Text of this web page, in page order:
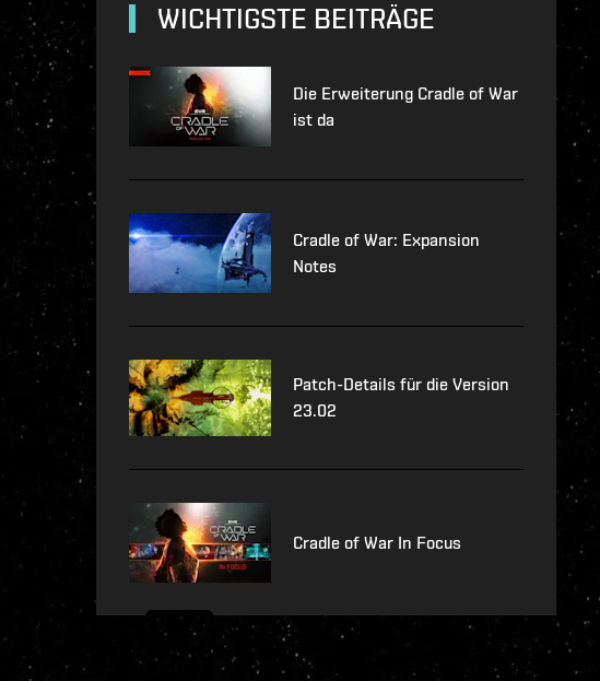
WICHTIGSTE BEITRÄGE
Die Erweiterung Cradle of War
ist da
Cradle of War: Expansion
Notes
Patch-Details für die Version
23.02
Cradle of War In Focus